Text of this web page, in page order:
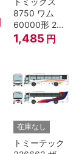
8750 ワム
60000形 2両
セット Nゲー
ジ
1,485 円
在庫なし
トミーテック